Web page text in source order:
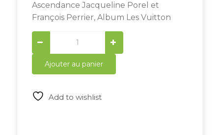
Ascendance Jacqueline Porel et
François Perrier, Album Les Vuitton
Généalogie
Magazine
n°
254
quantity
Ajouter au panier
Add to wishlist